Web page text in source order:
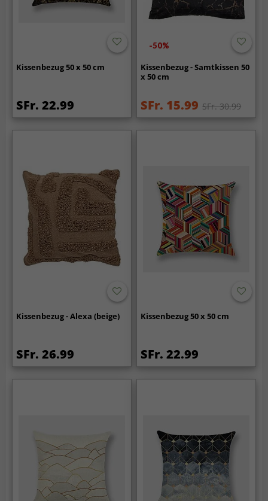
Kissenbezug 50 x 50 cm
SFr. 22.99
-50%
Kissenbezug - Samtkissen 50
x 50 cm
SFr. 15.99 SFr. 30.99
Kissenbezug - Alexa (beige)
SFr. 26.99
Kissenbezug 50 x 50 cm
SFr. 22.99